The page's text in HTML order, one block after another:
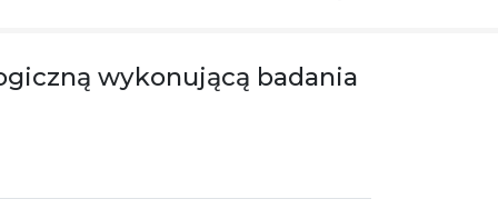
wykonującą badania